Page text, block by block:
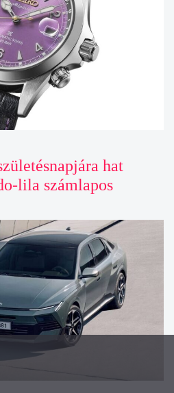
hat
lila számlapos